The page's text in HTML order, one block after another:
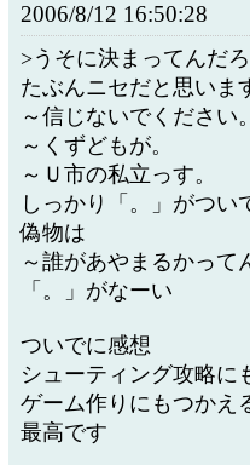
2006/8/12 16:50:28
>うそに決まってんだ
たぶんニセだと思いま
～信じないでください。
～くずどもが。
～Ｕ市の私立っす。
しっかり「。」がつい
偽物は
～誰があやまるかって
「。」がなーい
ついでに感想
シューティング攻略に
ゲーム作りにもつかえ
最高です